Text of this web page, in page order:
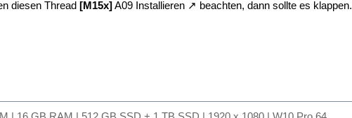
diesen Thread [M15x]A09 Installieren beachten, dann sollte es klappen.